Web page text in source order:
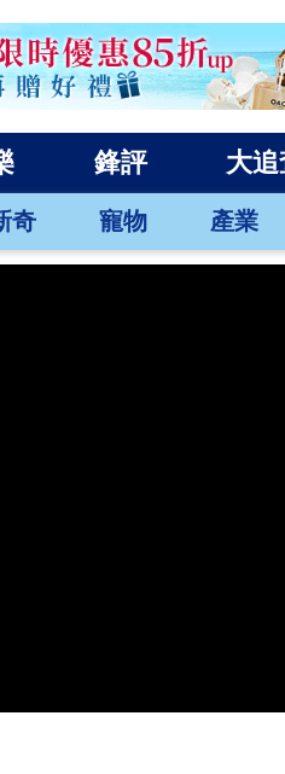
鋒評 大追
奇 寵物 產業